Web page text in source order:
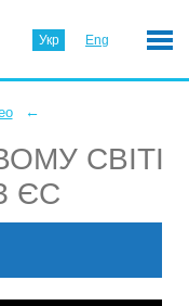
Укр Eng
←
СВІТІ
ЄС